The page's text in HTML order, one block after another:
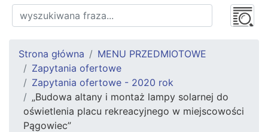
Strona główna
MENU PRZEDMIOTOWE
Zapytania ofertowe
Zapytania ofertowe - 2020 rok
„Budowa altany i montaż lampy solarnej do
oświetlenia placu rekreacyjnego w miejscowości
Pągowiec”